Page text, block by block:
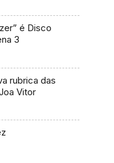
é Disco
3
rubrica das
Vitor